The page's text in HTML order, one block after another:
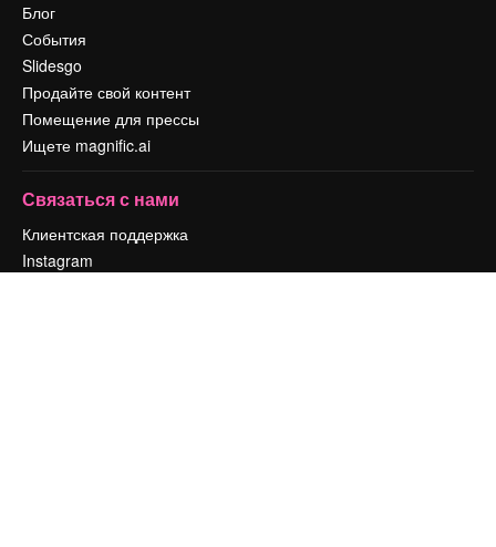
Блог
События
Slidesgo
Продайте свой контент
Помещение для прессы
Ищете magnific.ai
Связаться с нами
Клиентская поддержка
Instagram